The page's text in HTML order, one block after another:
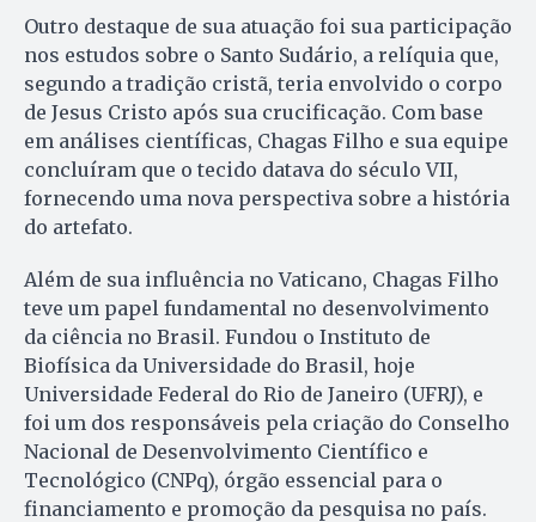
Outro destaque de sua atuação foi sua participação
nos estudos sobre o Santo Sudário, a relíquia que,
segundo a tradição cristã, teria envolvido o corpo
de Jesus Cristo após sua crucificação. Com base
em análises científicas, Chagas Filho e sua equipe
concluíram que o tecido datava do século VII,
fornecendo uma nova perspectiva sobre a história
do artefato.
Além de sua influência no Vaticano, Chagas Filho
teve um papel fundamental no desenvolvimento
da ciência no Brasil. Fundou o Instituto de
Biofísica da Universidade do Brasil, hoje
Universidade Federal do Rio de Janeiro (UFRJ), e
foi um dos responsáveis pela criação do Conselho
Nacional de Desenvolvimento Científico e
Tecnológico (CNPq), órgão essencial para o
financiamento e promoção da pesquisa no país.